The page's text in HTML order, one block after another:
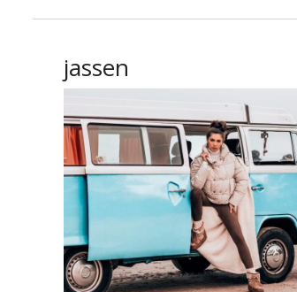
jassen